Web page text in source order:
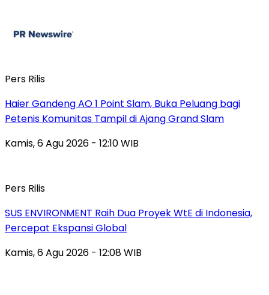
Pers Rilis
Haier Gandeng AO 1 Point Slam, Buka Peluang bagi
Petenis Komunitas Tampil di Ajang Grand Slam
Kamis, 6 Agu 2026 - 12:10 WIB
Pers Rilis
SUS ENVIRONMENT Raih Dua Proyek WtE di Indonesia,
Percepat Ekspansi Global
Kamis, 6 Agu 2026 - 12:08 WIB